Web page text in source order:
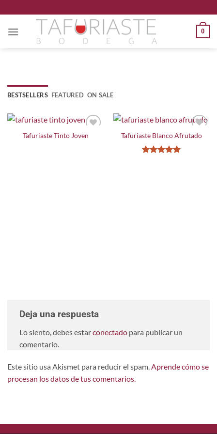
al
contenido
0
BESTSELLERS FEATURED ON SALE
Tafuriaste Tinto Joven Tafuriaste Blanco Afrutado
Deja una respuesta
Lo siento, debes estarconectado para publicar un
comentario.
Este sitio usa Akismet para reducir el spam.Aprende cómo se
procesan los datos de tus comentarios.